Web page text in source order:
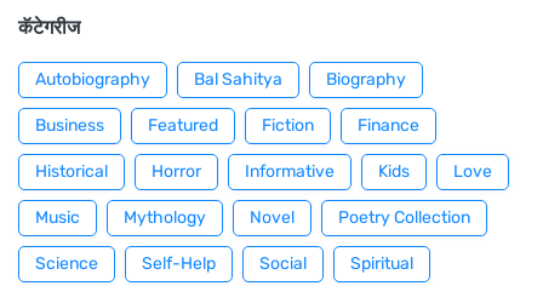
कॅटेगरीज
Autobiography Bal Sahitya Biography
Business Featured Fiction Finance
Historical Horror Informative Kids Love
Music Mythology Novel Poetry Collection
Science Self-Help Social Spiritual